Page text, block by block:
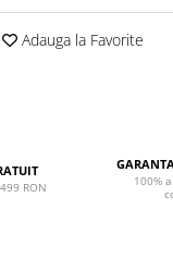
Adauga la Favorite
RON
100%